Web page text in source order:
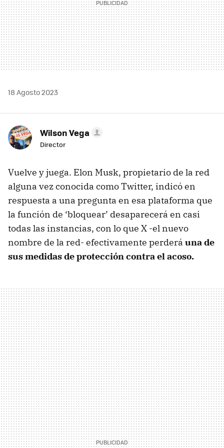
18 Agosto 2023
Wilson Vega
Director
Vuelve y juega. Elon Musk, propietario de la red
alguna vez conocida como Twitter, indicó en
respuesta a una pregunta en esa plataforma que
la función de ‘bloquear’ desaparecerá en casi
todas las instancias, con lo que X -el nuevo
nombre de la red- efectivamente perderá una de
sus medidas de protección contra el acoso.